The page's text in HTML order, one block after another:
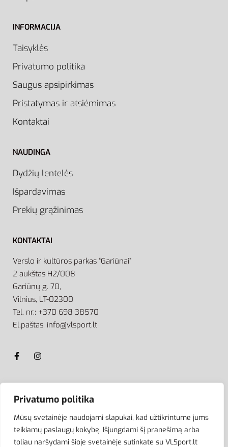
Privatumo politika
Mūsų svetainėje naudojami slapukai, kad užtikrintume jums
teikiamų paslaugų kokybę. Išjungdami šį pranešimą arba
toliau naršydami šioje svetainėje sutinkate su VLSport.lt
INFORMACIJA
Taisyklės
Privatumo politika
Saugus apsipirkimas
Pristatymas ir atsiėmimas
Kontaktai
NAUDINGA
Dydžių lentelės
Išpardavimas
Prekių grąžinimas
KONTAKTAI
Verslo ir kultūros parkas “Gariūnai”
2 aukštas H2/008
Gariūnų g. 70,
Vilnius, LT-02300
Tel. nr.: +370 698 38570
El.paštas: info@vlsport.lt